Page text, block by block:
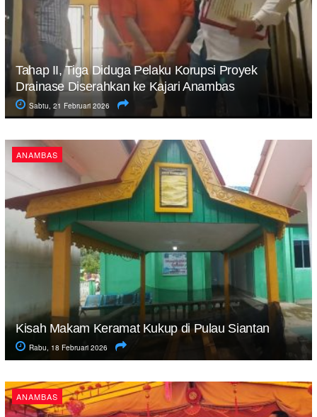
Tahap II, Tiga Diduga Pelaku Korupsi Proyek
Drainase Diserahkan ke Kajari Anambas
Sabtu, 21 Februari 2026
ANAMBAS
Kisah Makam Keramat Kukup di Pulau Siantan
Rabu, 18 Februari 2026
ANAMBAS